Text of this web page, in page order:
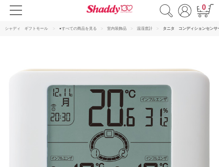
0
シャディ ギフトモール ●すべての商品を見る 室内装飾品 温湿度計 タニタ コンディションセンサ